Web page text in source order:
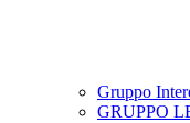
Gruppo
GRUPPO